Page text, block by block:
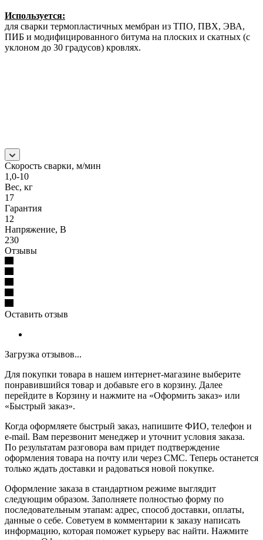
Используется:
для сварки термопластичных мембран из ТПО, ПВХ, ЭВА,
ПИБ и модифицированного битума на плоских и скатных (с
уклоном до 30 градусов) кровлях.
Скорость сварки, м/мин
1,0-10
Вес, кг
17
Гарантия
12
Напряжение, В
230
Отзывы
Оставить отзыв
Загрузка отзывов...
Для покупки товара в нашем интернет-магазине выберите
понравившийся товар и добавьте его в корзину. Далее
перейдите в Корзину и нажмите на «Оформить заказ» или
«Быстрый заказ».
Когда оформляете быстрый заказ, напишите ФИО, телефон и
e-mail. Вам перезвонит менеджер и уточнит условия заказа.
По результатам разговора вам придет подтверждение
оформления товара на почту или через СМС. Теперь останется
только ждать доставки и радоваться новой покупке.
Оформление заказа в стандартном режиме выглядит
следующим образом. Заполняете полностью форму по
последовательным этапам: адрес, способ доставки, оплаты,
данные о себе. Советуем в комментарии к заказу написать
информацию, которая поможет курьеру вас найти. Нажмите